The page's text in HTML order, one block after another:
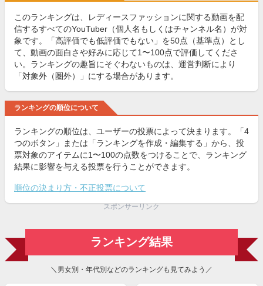
このランキングは、レディースファッションに関する動画を配
信するすべてのYouTuber（個人名もしくはチャンネル名）が対
象です。「高評価でも低評価でもない」を50点（基準点）とし
て、動画の面白さや好みに応じて1〜100点で評価してくださ
い。ランキングの趣旨にそぐわないものは、運営判断により
「対象外（圏外）」にする場合があります。
ランキングの順位について
ランキングの順位は、ユーザーの投票によって決まります。「4
つのボタン」または「ランキングを作成・編集する」から、投
票対象のアイテムに1〜100の点数をつけることで、ランキング
結果に影響を与える投票を行うことができます。
順位の決まり方・不正投票について
スポンサーリンク
ランキング結果
＼男女別・年代別などのランキングも見てみよう／